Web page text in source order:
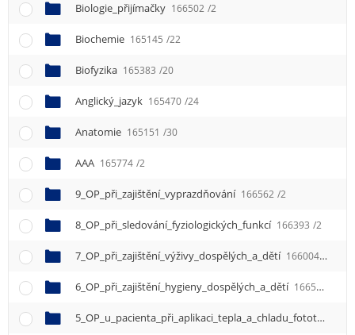
Biologie_přijímačky 166502 /2
Biochemie 165145 /22
Biofyzika 165383 /20
Anglický_jazyk 165470 /24
Anatomie 165151 /30
AAA 165774 /2
9_OP_při_zajištění_vyprazdňování 166562 /2
8_OP_při_sledování_fyziologických_funkcí 166393 /2
7_OP_při_zajištění_výživy_dospělých_a_dětí 166004 /2
6_OP_při_zajištění_hygieny_dospělých_a_dětí 166583
5_OP_u_pacienta_při_aplikaci_tepla_a_chladu_fototerapie